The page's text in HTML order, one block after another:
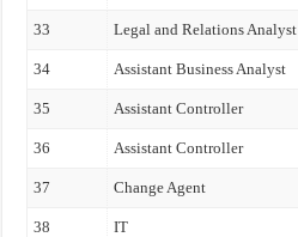
33 Legal and Relations Analyst
34 Assistant Business Analyst
35 Assistant Controller
36 Assistant Controller
37 Change Agent
38 IT